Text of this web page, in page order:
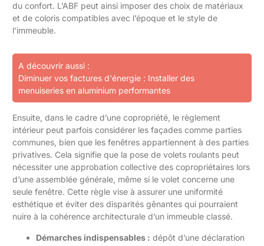
du confort. L’ABF peut ainsi imposer des choix de matériaux
et de coloris compatibles avec l’époque et le style de
l’immeuble.
A découvrir aussi :
Diminuer vos factures d'énergie : Installer des
menuiseries en aluminium performantes
Ensuite, dans le cadre d’une copropriété, le règlement
intérieur peut parfois considérer les façades comme parties
communes, bien que les fenêtres appartiennent à des parties
privatives. Cela signifie que la pose de volets roulants peut
nécessiter une approbation collective des copropriétaires lors
d’une assemblée générale, même si le volet concerne une
seule fenêtre. Cette règle vise à assurer une uniformité
esthétique et éviter des disparités gênantes qui pourraient
nuire à la cohérence architecturale d’un immeuble classé.
Démarches indispensables : dépôt d’une déclaration